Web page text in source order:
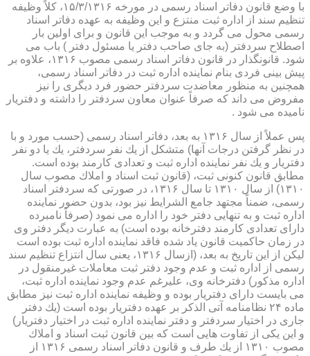
با وضع قانون دفاتر اسناد رسمی در مورخه ۱۵/۳/۱۳۱۶، كلاً وظیفه
تنظیم سند از اداره ثبت منتزع و این وظیفه به عهده دفاتر اسناد
رسمی محول می گردد و به موجب این قانون و برای اولین بار
اصطلاح سردفتر (به جای صاحب دفتر یا مسئول دفتر ) باب می
شود. قانونگذار در قانون دفاتر اسناد رسمی مصوب ۱۳۱۶، علاوه بر
پیش بینی فردی بنام نماینده اداره ثبت در دفاتر اسناد رسمی،
همچنین به منظور معاضدت سردفتر حضور فرد دیگری را نیز
مفروض می داند كه صرفاً عنوان معاون سردفتر را داشته و دفتریار
نامیده می شود .
پس عملاً از سال ۱۳۱۶ به بعد، دفاتر اسناد رسمی (حسب مورد و با
در نظر گرفتن درجات آنها) متشكل از یك نفر سردفتر، یك یا دو نفر
دفتریار و یك نفر نماینده اداره ثبت و تعدادی كارمند بوده است.
مطابق قانون كنونی ثبت، (قانون ثبت اسناد و املاك مصوب سال
۱۳۱۰) از سال ۱۳۱۰ تا سال ۱۳۱۶، در صورتی كه سردفتر اسناد
رسمی، ضمناً مجتهد جامع الشرایط نیز بود، بدون حضور نماینده
اداره ثبت و به تنهایی دفتر خود را اداره می نمود (صرفاً نامبرده
دارای تعدادی كارمند دفترخانه بوده است) به عبارت دیگر دفتر وی
در زمان حاكمیت قانون یاد شده فاقد نماینده اداره ثبت بوده است
لیكن از این تاریخ به بعد، (ازسال ۱۳۱۶، یعنی سال انتزاع تنظیم سند
رسمی از اداره ثبت و عدم وجود دفتر ثبت معاملات غیرمنقول در
اداره مذكور) دفترخانه وی، علیرغم عدم وجود نماینده اداره ثبت،
می بایست دارای دفتریار بوده و وظیفه نماینده اداره ثبت نیز مطابق
ماده ۲۴ نظامنامه آتی الذكر بر عهده دفتریار بوده است (یك دفتر
جاری در اختیار سردفتر و دفتر نماینده اداره ثبت در اختیار دفتریار)
و این یكی از تفاوت هایی است كه بین قانون ثبت اسناد و املاك
مصوب ۱۳۱۰ از یك طرف و قانون دفاتر اسناد رسمی ۱۳۱۶ از